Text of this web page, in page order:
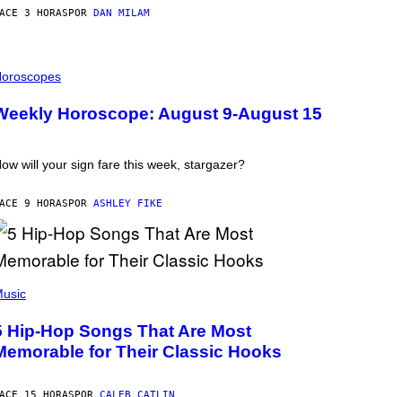
3 HORAS POR DAN MILAM
Horoscope: August 9-August 15
will your sign fare this week, stargazer?
9 HORAS POR ASHLEY FIKE
Hip-Hop Songs That Are Most
for Their Classic Hooks